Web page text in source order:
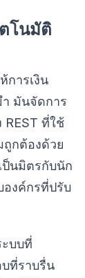
โนมัติ
การเงิน
มันจัดการ
ที่ใช้
ถูกต้องด้วย
ป็นมิตรกับนัก
งค์กรที่ปรับ
ะบบที่
ที่ราบรื่น